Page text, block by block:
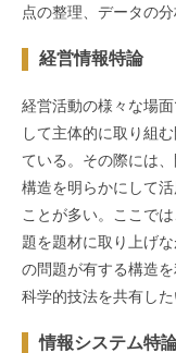
点の整理、データの
経営情報特論
経営活動の様々な場
して主体的に取り組
ている。その際には
構造を明らかにして
ことが多い。ここで
題を題材に取り上げ
の問題が有する構造
科学的技法を共有した
情報システム